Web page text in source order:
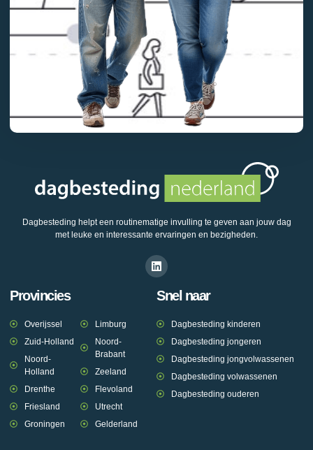
Dagbesteding helpt een routinematige invulling te geven aan jouw dag
met leuke en interessante ervaringen en bezigheden.
Provincies
Overijssel
Zuid-Holland
Noord-
Holland
Drenthe
Friesland
Groningen
Limburg
Noord-
Brabant
Zeeland
Flevoland
Utrecht
Gelderland
Snel naar
Dagbesteding kinderen
Dagbesteding jongeren
Dagbesteding jongvolwassenen
Dagbesteding volwassenen
Dagbesteding ouderen